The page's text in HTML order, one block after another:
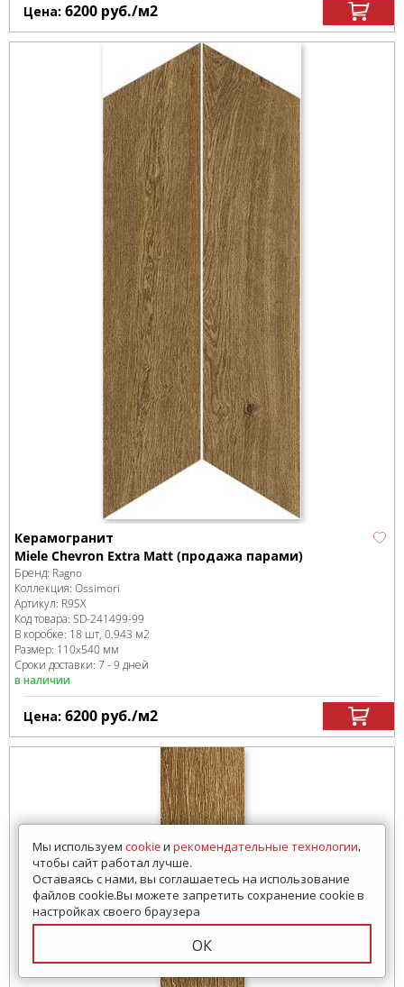
Цена: 6200 руб./м2
Керамогранит
Miele Chevron Extra Matt (продажа парами)
Бренд: Ragno
Коллекция: Ossimori
Артикул: R9SX
Код товара: SD-241499-99
В коробке: 18 шт, 0.943 м2
Размер: 110x540 мм
Сроки доставки: 7 - 9 дней
в наличии
Цена: 6200 руб./м2
Мы используем cookieи рекомендательные технологии,
чтобы сайт работал лучше.
Оставаясь с нами, вы соглашаетесь на использование
файлов cookie.Вы можете запретить сохранение cookie в
настройках своего браузера
ОК